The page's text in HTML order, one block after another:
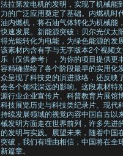
法拉第发电机的发明，实现了机械能
力的广泛应用奠定了基础。内燃机时
油内燃机，将石油气体转化为机械能
快速发展。新能源突破：贝尔光伏太
得光能转化为电能，为绿色能源的发
该素材内含有字与无字版本2个视频
乐（仅供参考），为你的项目提供更
容精确描绘了各个阶段最早的实用化
众呈现了科技史的演进脉络，还反映
会各个领域深远的影响。这段素材特
源行业企业宣传片、科普教育片展馆
科技展览历史与科技类纪录片、现代
持续发展领域的视觉内容中国自古以
械发明方面走在世界前列，许多先进
的发明与实践。展望未来，随着中国
突破，我们有理由相信，中国将在全
新篇章。